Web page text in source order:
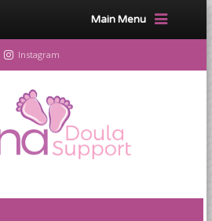
Main Menu
Instagram